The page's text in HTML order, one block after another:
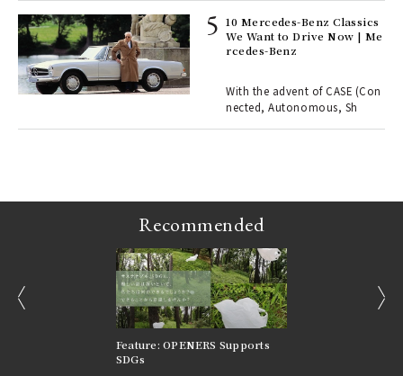
10 Mercedes-Benz Classics
We Want to Drive Now | Me
rcedes-Benz
With the advent of CASE (Con
nected, Autonomous, Sh
Recommended
Feature: OPENERS Supports
SDGs